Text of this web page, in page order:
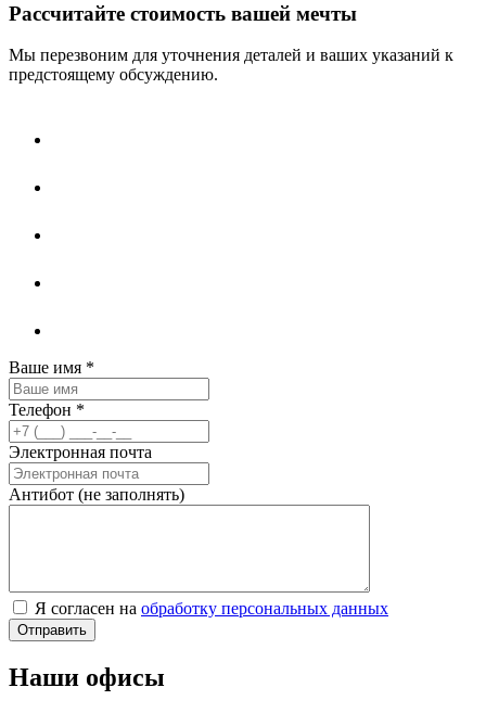
Рассчитайте стоимость вашей мечты
Мы перезвоним для уточнения деталей и ваших указаний к
предстоящему обсуждению.
Ваше имя *
Телефон *
Электронная почта
Антибот (не заполнять)
Я согласен на обработку персональных данных
Наши офисы